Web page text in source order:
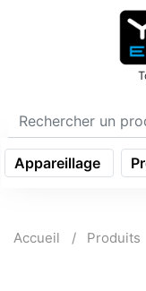
icon menu
Appareillage
Accueil Produits